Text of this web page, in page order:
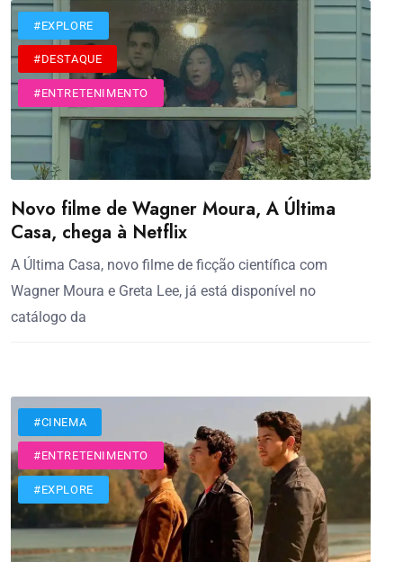
#CINEMA
#DESTAQUE
#ENTRETENIMENTO
#EXPLORE
Novo filme de Wagner Moura, A Última
Casa, chega à Netflix
A Última Casa, novo filme de ficção científica com
Wagner Moura e Greta Lee, já está disponível no
catálogo da
#CINEMA
#ENTRETENIMENTO
#EXPLORE